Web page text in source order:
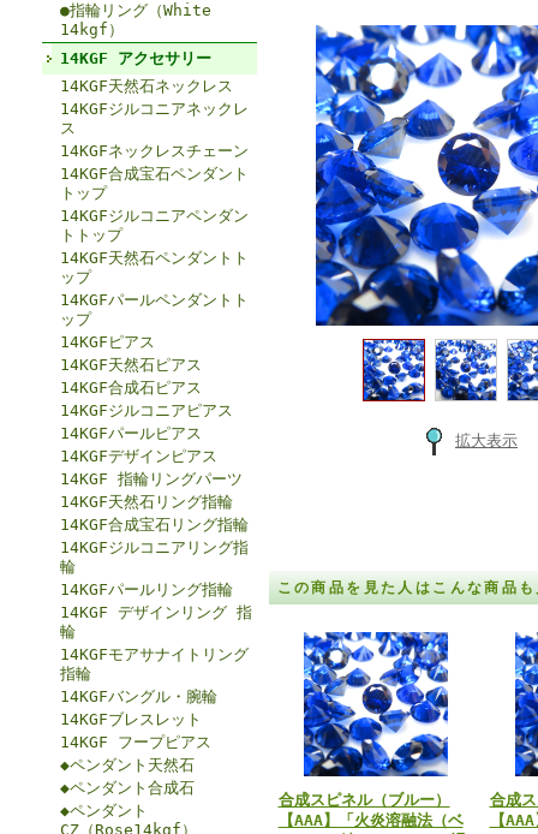
●指輪リング（White
14kgf）
14KGF アクセサリー
14KGF天然石ネックレス
14KGFジルコニアネックレ
ス
14KGFネックレスチェーン
14KGF合成宝石ペンダント
トップ
14KGFジルコニアペンダン
トトップ
14KGF天然石ペンダントト
ップ
14KGFパールペンダントト
ップ
14KGFピアス
14KGF天然石ピアス
14KGF合成石ピアス
14KGFジルコニアピアス
14KGFパールピアス
14KGFデザインピアス
14KGF 指輪リングパーツ
14KGF天然石リング指輪
14KGF合成宝石リング指輪
14KGFジルコニアリング指
輪
14KGFパールリング指輪
14KGF デザインリング 指
輪
14KGFモアサナイトリング
指輪
14KGFバングル・腕輪
14KGFブレスレット
14KGF フープピアス
◆ペンダント天然石
◆ペンダント合成石
◆ペンダント
CZ（Rose14kgf）
拡大表示
この商品を見た人はこんな商品
合成スピネル（ブルー）
【AAA】「火炎溶融法（ベ
合成
【